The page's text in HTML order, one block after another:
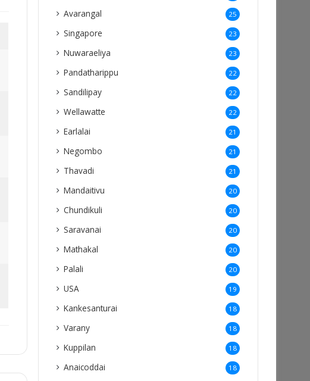
Avarangal 25
Singapore 23
Nuwaraeliya 23
Pandatharippu 22
Sandilipay 22
Wellawatte 22
Earlalai 21
Negombo 21
Thavadi 21
Mandaitivu 20
Chundikuli 20
Saravanai 20
Mathakal 20
Palali 20
USA 19
Kankesanturai 18
Varany 18
Kuppilan 18
Anaicoddai 18